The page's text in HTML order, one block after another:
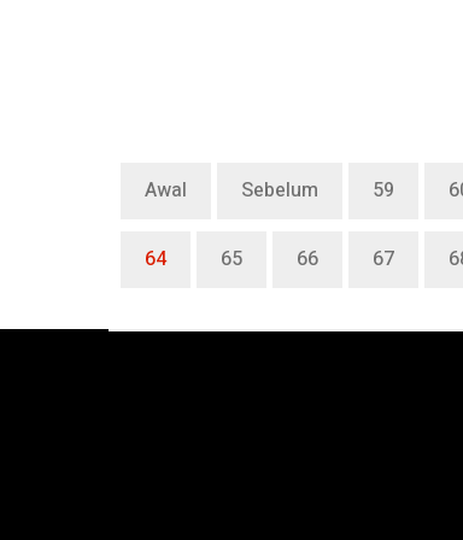
Awal Sebelum 59
64 65 66 67